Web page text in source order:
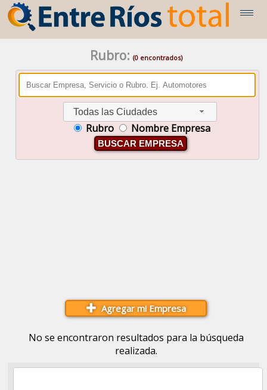
Rubro: (0 encontrados)
Todas las Ciudades
Rubro Nombre Empresa
BUSCAR EMPRESA
Agregar mi Empresa
No se encontraron resultados para la búsqueda
realizada.